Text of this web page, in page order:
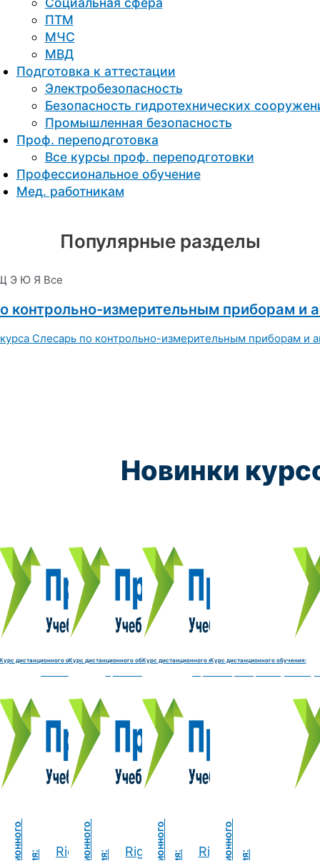
ПТМ
МЧС
МВД
Подготовка к aттестации
Электробезопасность
Безопасность гидротехнических
Промышленная безопасность
Проф. переподготовка
Все курсы проф. переподготовки
Профессиональное обучение
Мед. работникам
Популярные разделы
Э Ю Я Все
контрольно-измерительным приборам и
Новинки
Курс обучения:
Электромеханик по ремонту и обслуживанию
9800 руб.
Курс обучения:
Чистильщик металла, отливок, изделий и
9800 руб.
Курс дистанционного обучения:
Right side
Штамповщик-180 часов
9800 руб.
Курс дистанционного обучения:
Right side
Курс
Курс дистанционного обучения:
Right side
Курс дистанционного обучения: